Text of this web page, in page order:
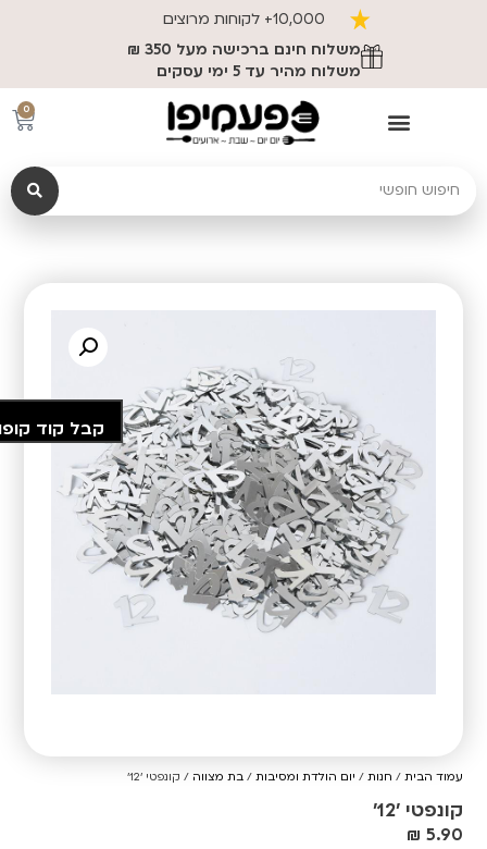
10,000+ לקוחות מרוצים
משלוח חינם ברכישה מעל 350 ₪
משלוח מהיר עד 5 ימי עסקים
0
עמוד הבית / חנות / יום הולדת ומסיבות /בת מצווה / קונפטי '12'
קונפטי '12'
₪ 5.90
קבל קוד